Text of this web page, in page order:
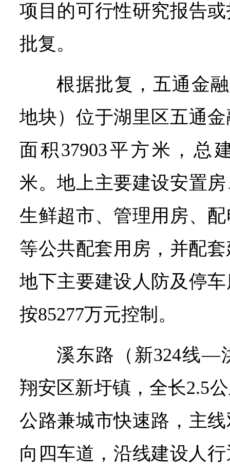
项目的可行性研究报告
批复。
根据批复，五通金
地块）位于湖里区五通
面积37903平方米，总
米。地上主要建设安置
生鲜超市、管理用房、
等公共配套用房，并配
地下主要建设人防及停
按85277万元控制。
溪东路（新324线—
翔安区新圩镇，全长2.5
公路兼城市快速路，主
向四车道，沿线建设人